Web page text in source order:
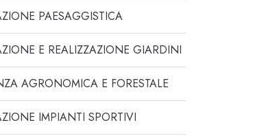
PAESAGGISTICA
E REALIZZAZIONE GIARDINI
AGRONOMICA E FORESTALE
IMPIANTI SPORTIVI